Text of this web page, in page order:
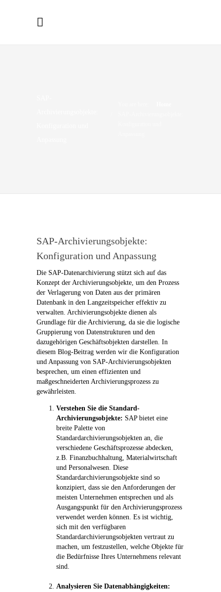
SAP-Archivierungsobjekte:
Konfiguration und Anpassung
Die SAP-Datenarchivierung stützt sich auf das
Konzept der Archivierungsobjekte, um den Prozess
der Verlagerung von Daten aus der primären
Datenbank in den Langzeitspeicher effektiv zu
verwalten. Archivierungsobjekte dienen als
Grundlage für die Archivierung, da sie die logische
Gruppierung von Datenstrukturen und den
dazugehörigen Geschäftsobjekten darstellen. In
diesem Blog-Beitrag werden wir die Konfiguration
und Anpassung von SAP-Archivierungsobjekten
besprechen, um einen effizienten und
maßgeschneiderten Archivierungsprozess zu
gewährleisten.
Verstehen Sie die Standard-
Archivierungsobjekte: SAP bietet eine
breite Palette von
Standardarchivierungsobjekten an, die
verschiedene Geschäftsprozesse abdecken,
z.B. Finanzbuchhaltung, Materialwirtschaft
und Personalwesen. Diese
Standardarchivierungsobjekte sind so
konzipiert, dass sie den Anforderungen der
meisten Unternehmen entsprechen und als
Ausgangspunkt für den Archivierungsprozess
verwendet werden können. Es ist wichtig,
sich mit den verfügbaren
Standardarchivierungsobjekten vertraut zu
machen, um festzustellen, welche Objekte für
die Bedürfnisse Ihres Unternehmens relevant
sind.
Analysieren Sie Datenabhängigkeiten: